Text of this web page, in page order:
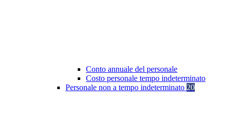
Conto annuale del personale
Costo personale tempo indeterminato
Personale non a tempo indeterminato 20